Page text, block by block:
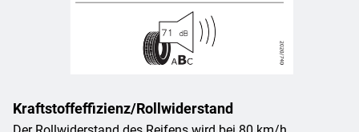
Kraftstoffeffizienz/Rollwiderstand